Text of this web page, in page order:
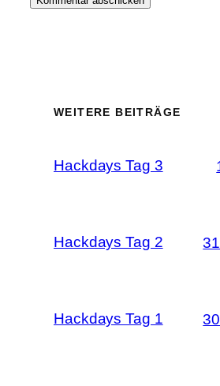
WEITERE BEITRÄGE
Hackdays Tag 3
Hackdays Tag 2
Hackdays Tag 1